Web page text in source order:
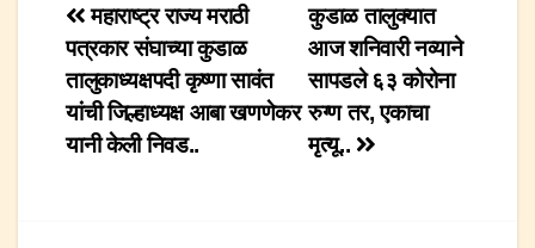
Post
navigation
कुडाळ तालुक्यात
आज शनिवारी नव्याने
सापडले ६३ कोरोना
रुग्ण तर, एकाचा
मृत्यू..
महाराष्ट्र राज्य मराठी
पत्रकार संघाच्या कुडाळ
तालुकाध्यक्षपदी कृष्णा सावंत
यांची जिल्हाध्यक्ष आबा खणणेकर
यानी केली निवड..